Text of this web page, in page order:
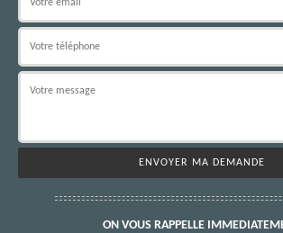
ON VOUS RAPPELLE